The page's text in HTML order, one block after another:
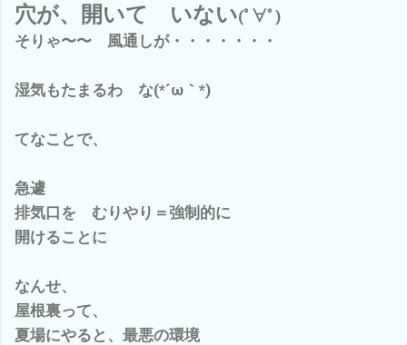
穴が、開いて いない(ﾟ∀ﾟ)
そりゃ〜〜 風通しが・・・・・・・
湿気もたまるわ な(*´ω｀*)
てなことで、
急遽
排気口を むりやり＝強制的に
開けることに
なんせ、
屋根裏って、
夏場にやると、最悪の環境